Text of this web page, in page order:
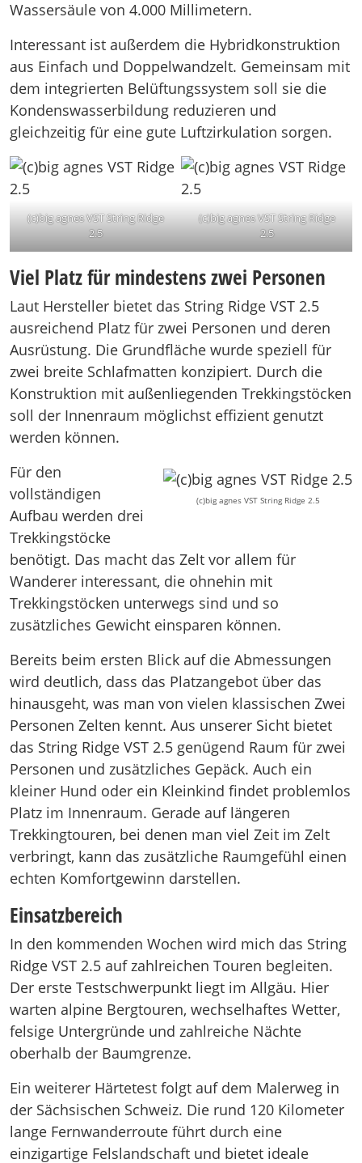
Wassersäule von 4.000 Millimetern.
Interessant ist außerdem die Hybridkonstruktion
aus Einfach und Doppelwandzelt. Gemeinsam mit
dem integrierten Belüftungssystem soll sie die
Kondenswasserbildung reduzieren und
gleichzeitig für eine gute Luftzirkulation sorgen.
(c)big agnes VST String Ridge
2.5
(c)big agnes VST String Ridge
2.5
Viel Platz für mindestens zwei Personen
Laut Hersteller bietet das String Ridge VST 2.5
ausreichend Platz für zwei Personen und deren
Ausrüstung. Die Grundfläche wurde speziell für
zwei breite Schlafmatten konzipiert. Durch die
Konstruktion mit außenliegenden Trekkingstöcken
soll der Innenraum möglichst effizient genutzt
werden können.
(c)big agnes VST String Ridge 2.5
Für den
vollständigen
Aufbau werden drei
Trekkingstöcke
benötigt. Das macht das Zelt vor allem für
Wanderer interessant, die ohnehin mit
Trekkingstöcken unterwegs sind und so
zusätzliches Gewicht einsparen können.
Bereits beim ersten Blick auf die Abmessungen
wird deutlich, dass das Platzangebot über das
hinausgeht, was man von vielen klassischen Zwei
Personen Zelten kennt. Aus unserer Sicht bietet
das String Ridge VST 2.5 genügend Raum für zwei
Personen und zusätzliches Gepäck. Auch ein
kleiner Hund oder ein Kleinkind findet problemlos
Platz im Innenraum. Gerade auf längeren
Trekkingtouren, bei denen man viel Zeit im Zelt
verbringt, kann das zusätzliche Raumgefühl einen
echten Komfortgewinn darstellen.
Einsatzbereich
In den kommenden Wochen wird mich das String
Ridge VST 2.5 auf zahlreichen Touren begleiten.
Der erste Testschwerpunkt liegt im Allgäu. Hier
warten alpine Bergtouren, wechselhaftes Wetter,
felsige Untergründe und zahlreiche Nächte
oberhalb der Baumgrenze.
Ein weiterer Härtetest folgt auf dem Malerweg in
der Sächsischen Schweiz. Die rund 120 Kilometer
lange Fernwanderroute führt durch eine
einzigartige Felslandschaft und bietet ideale